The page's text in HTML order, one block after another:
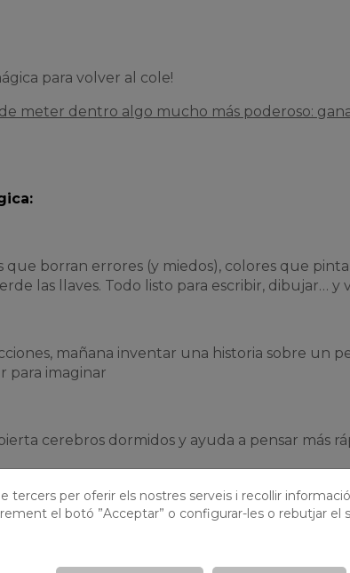
para volver al cole!
meter dentro algo mucho más poderoso:
que borran errores (y miedos), colores que
las llaves. Todo listo para escribir, dibujar… y
mañana inventar una historia sobre un
para imaginar
cerebros dormidos y ayuda a pensar más
fruta fresquita y alguna sorpresilla. ¡El
tercers per oferir els nostres serveis i recollir
el botó ”Acceptar” o configurar-les o rebutjar el